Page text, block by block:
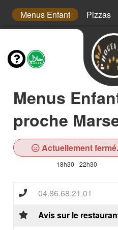
Menus Enfant Pizzas
Menus
proche
Actuellement
18h30 - 22h30
04.86.68.21.01
Avis sur le